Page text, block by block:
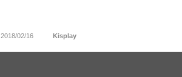
2018/02/16 Kisplay